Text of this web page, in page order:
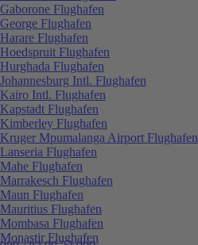
Gaborone Flughafen
George Flughafen
Harare Flughafen
Hoedspruit Flughafen
Hurghada Flughafen
Johannesburg Intl. Flughafen
Kairo Intl. Flughafen
Kapstadt Flughafen
Kimberley Flughafen
Kruger Mpumalanga Airport Flughafen
Lanseria Flughafen
Mahe Flughafen
Marrakesch Flughafen
Maun Flughafen
Mauritius Flughafen
Mombasa Flughafen
Monastir Flughafen